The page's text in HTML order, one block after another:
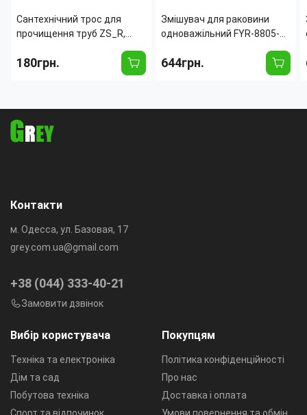
Сантехнічний трос для
прочищення труб ZS_R,
металевий інструмент для
видалення засмічень у
180грн.
Змішувач для раковини
одноважільний FYR-8805-
сталі, сучасний дизайн,
644грн.
Вибір користувача
Техніка та електроніка
Дім та сад
Побутова техніка
Покупцям
Політика конфіденційності
Про нас
Доставка і оплата
Контакти
м. Одесса, ул. Базовая, 17
grey.com.ua@gmail.com
+38 (044) 333-40-21
Замовити дзвінок